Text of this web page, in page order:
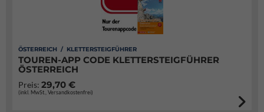
ÖSTERREICH / KLETTERSTEIGFÜHRER
TOUREN-APP CODE KLETTERSTEIGFÜHRER
ÖSTERREICH
Preis: 29,70 €
(inkl. MwSt., Versandkostenfrei)